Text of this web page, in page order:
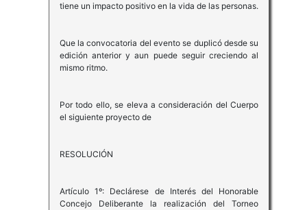
tiene un impacto positivo en la vida de las personas.
Que la convocatoria del evento se duplicó desde su
edición anterior y aun puede seguir creciendo al
mismo ritmo.
Por todo ello, se eleva a consideración del Cuerpo
el siguiente proyecto de
RESOLUCIÓN
Artículo 1º: Declárese de Interés del Honorable
Concejo Deliberante la realización del Torneo